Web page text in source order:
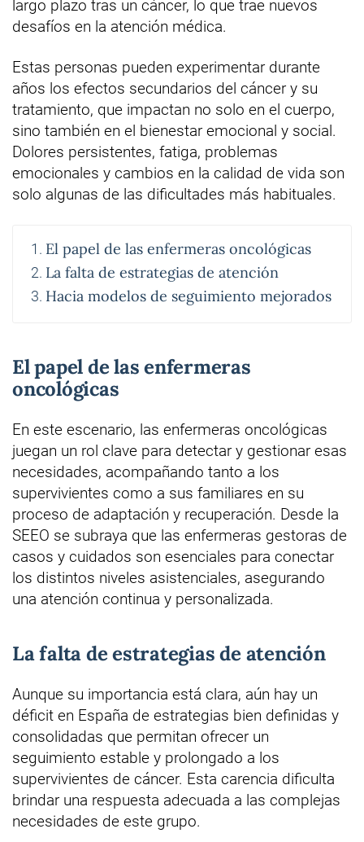
largo plazo tras un cáncer, lo que trae nuevos
desafíos en la atención médica.
Estas personas pueden experimentar durante
años los efectos secundarios del cáncer y su
tratamiento, que impactan no solo en el cuerpo,
sino también en el bienestar emocional y social.
Dolores persistentes, fatiga, problemas
emocionales y cambios en la calidad de vida son
solo algunas de las dificultades más habituales.
El papel de las enfermeras oncológicas
La falta de estrategias de atención
Hacia modelos de seguimiento mejorados
El papel de las enfermeras
oncológicas
En este escenario, las enfermeras oncológicas
juegan un rol clave para detectar y gestionar esas
necesidades, acompañando tanto a los
supervivientes como a sus familiares en su
proceso de adaptación y recuperación. Desde la
SEEO se subraya que las enfermeras gestoras de
casos y cuidados son esenciales para conectar
los distintos niveles asistenciales, asegurando
una atención continua y personalizada.
La falta de estrategias de atención
Aunque su importancia está clara, aún hay un
déficit en España de estrategias bien definidas y
consolidadas que permitan ofrecer un
seguimiento estable y prolongado a los
supervivientes de cáncer. Esta carencia dificulta
brindar una respuesta adecuada a las complejas
necesidades de este grupo.